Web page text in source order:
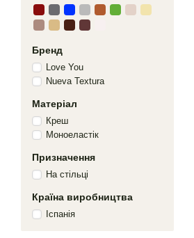
Бренд
Love You
Nueva Textura
Матеріал
Креш
Моноеластік
Призначення
На стільці
Країна виробництва
Іспанія